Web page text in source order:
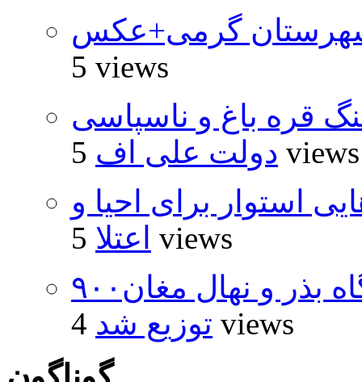
گرمی+عکس
5 views
قره باغ و ناسپاسی
دولت علی اف 5 views
استوار برای احیا و
اعتلا 5 views
۹۰۰هزار اصله نهال توسط ایستگاه بذر و نهال مغان
توزیع شد 4 views